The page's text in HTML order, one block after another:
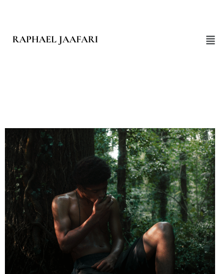
RAPHAEL JAAFARI